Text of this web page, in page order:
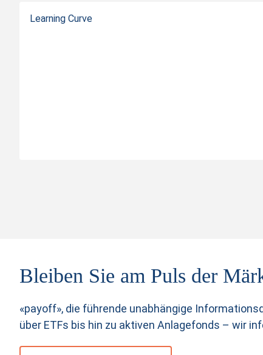
Learning Curve
Bleiben Sie am Puls der
«payoff», die führende unabhängige
über ETFs bis hin zu aktiven Anlagefonds – wir